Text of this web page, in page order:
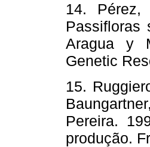
14.
Passifloras
Aragua y
Genetic
15.
Pereira.
produção.